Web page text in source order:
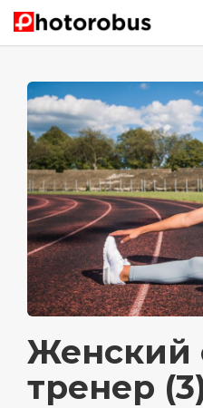
Женский
тренер